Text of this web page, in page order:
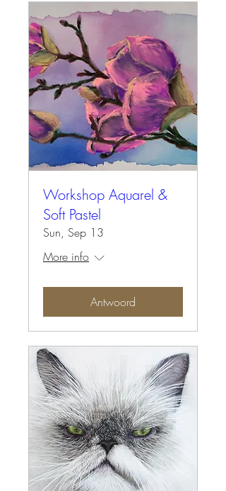
Workshop Aquarel &
Soft Pastel
Sun, Sep 13
More info
Antwoord